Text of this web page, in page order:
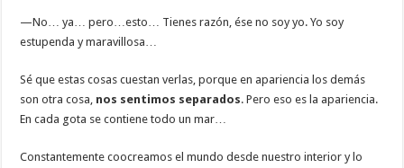
—No… ya… pero…esto… Tienes razón, ése no soy yo. Yo soy
estupenda y maravillosa…
Sé que estas cosas cuestan verlas, porque en apariencia los demás
son otra cosa, nos sentimos separados. Pero eso es la apariencia.
En cada gota se contiene todo un mar…
Constantemente coocreamos el mundo desde nuestro interior y lo